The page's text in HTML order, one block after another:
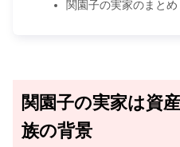
関園子の実家のまとめ
関園子の実家は資
族の背景